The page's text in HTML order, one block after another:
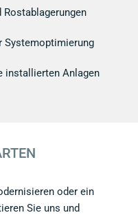
Rostablagerungen
Systemoptimierung
installierten Anlagen
oder ein
Sie uns und